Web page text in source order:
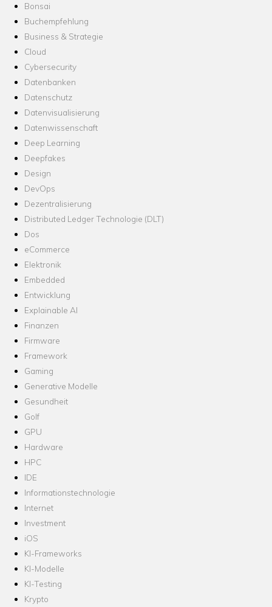
Bonsai
Buchempfehlung
Business & Strategie
Cloud
Cybersecurity
Datenbanken
Datenschutz
Datenvisualisierung
Datenwissenschaft
Deep Learning
Deepfakes
Design
DevOps
Dezentralisierung
Distributed Ledger Technologie (DLT)
Dos
eCommerce
Elektronik
Embedded
Entwicklung
Explainable AI
Finanzen
Firmware
Framework
Gaming
Generative Modelle
Gesundheit
Golf
GPU
Hardware
HPC
IDE
Informationstechnologie
Internet
Investment
iOS
KI-Frameworks
KI-Modelle
KI-Testing
Krypto